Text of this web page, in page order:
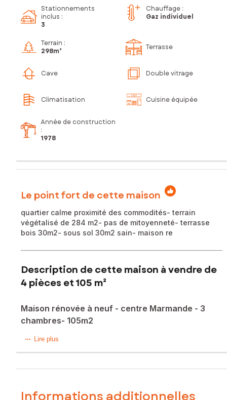
Stationnements
inclus :
3
Chauffage :
Gaz individuel
Terrain :
298m²
Terrasse
Cave Double vitrage
Climatisation Cuisine équipée
Année de construction
:
1978
Le point fort de cette maison
quartier calme proximité des commodités- terrain
végétalisé de 284 m2- pas de mitoyenneté- terrasse
bois 30m2- sous sol 30m2 sain- maison re
Description de cette maison à vendre de
4 pièces et 105 m²
Maison rénovée à neuf - centre Marmande - 3
chambres- 105m2
Très jolie maison refaite à neuf par un architecte, située
sportives et services médicaux.
Espace de vie avec du charme, très lumineux et prêt à
Lire plus
Informations additionnelles